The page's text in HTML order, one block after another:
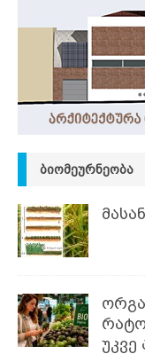
ᲑᲘᲝᲛᲔᲣᲠᲜᲔᲝᲑᲐ
უკვე